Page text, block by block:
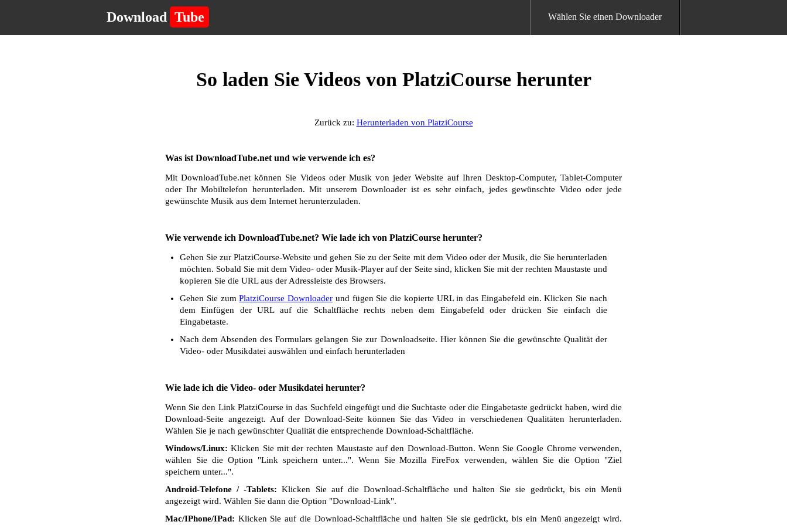
Download Tube Wählen Sie einen Downloader
So laden Sie Videos von PlatziCourse herunter
Zurück zu: Herunterladen von PlatziCourse
Was ist DownloadTube.net und wie verwende ich es?
Mit DownloadTube.net können Sie Videos oder Musik von jeder Website auf Ihren Desktop-Computer, Tablet-Computer
oder Ihr Mobiltelefon herunterladen. Mit unserem Downloader ist es sehr einfach, jedes gewünschte Video oder jede
gewünschte Musik aus dem Internet herunterzuladen.
Wie verwende ich DownloadTube.net? Wie lade ich von PlatziCourse herunter?
Gehen Sie zur PlatziCourse-Website und gehen Sie zu der Seite mit dem Video oder der Musik, die Sie herunterladen
möchten. Sobald Sie mit dem Video- oder Musik-Player auf der Seite sind, klicken Sie mit der rechten Maustaste und
kopieren Sie die URL aus der Adressleiste des Browsers.
Gehen Sie zumPlatziCourse Downloader und fügen Sie die kopierte URL in das Eingabefeld ein. Klicken Sie nach
dem Einfügen der URL auf die Schaltfläche rechts neben dem Eingabefeld oder drücken Sie einfach die
Eingabetaste.
Nach dem Absenden des Formulars gelangen Sie zur Downloadseite. Hier können Sie die gewünschte Qualität der
Video- oder Musikdatei auswählen und einfach herunterladen
Wie lade ich die Video- oder Musikdatei herunter?
Wenn Sie den Link PlatziCourse in das Suchfeld eingefügt und die Suchtaste oder die Eingabetaste gedrückt haben, wird die
Download-Seite angezeigt. Auf der Download-Seite können Sie das Video in verschiedenen Qualitäten herunterladen.
Wählen Sie je nach gewünschter Qualität die entsprechende Download-Schaltfläche.
Windows/Linux: Klicken Sie mit der rechten Maustaste auf den Download-Button. Wenn Sie Google Chrome verwenden,
wählen Sie die Option "Link speichern unter...". Wenn Sie Mozilla FireFox verwenden, wählen Sie die Option "Ziel
speichern unter...".
Android-Telefone / -Tablets: Klicken Sie auf die Download-Schaltfläche und halten Sie sie gedrückt, bis ein Menü
angezeigt wird. Wählen Sie dann die Option "Download-Link".
Mac/IPhone/IPad: Klicken Sie auf die Download-Schaltfläche und halten Sie sie gedrückt, bis ein Menü angezeigt wird.